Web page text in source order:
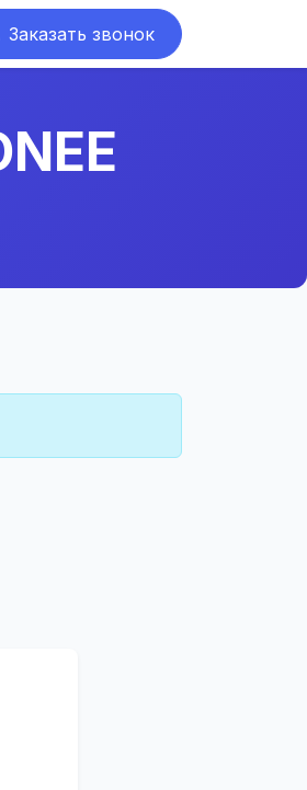
Заказать звонок